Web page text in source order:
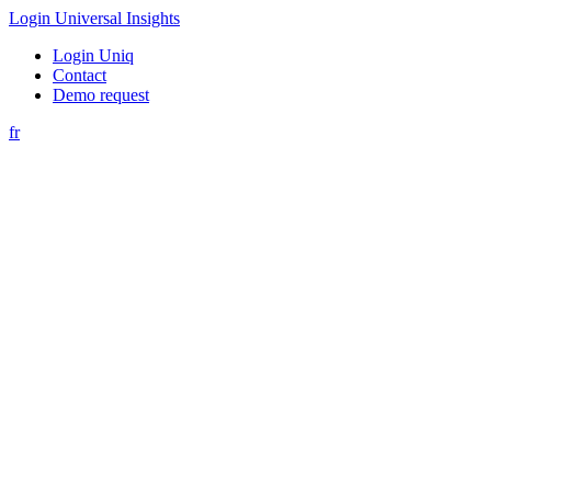
Login Universal Insights
Login Uniq
Contact
Demo request
fr